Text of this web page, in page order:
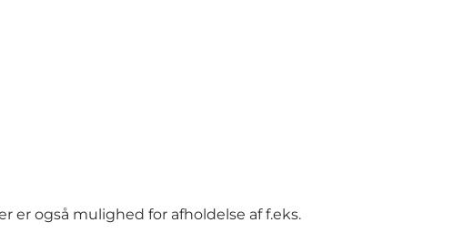
er også mulighed for afholdelse af f.eks.